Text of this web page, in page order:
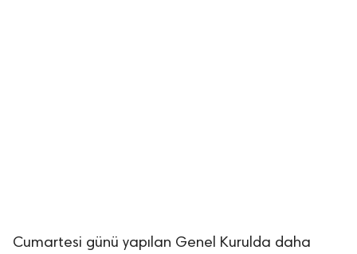
Cumartesi günü yapılan Genel Kurulda daha